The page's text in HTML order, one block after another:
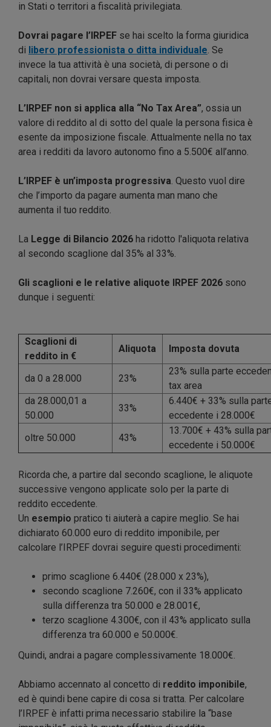
in Stati o territori a fiscalità privilegiata.
Dovrai pagare l’IRPEF se hai scelto la forma giuridica
di libero professionista o ditta individuale. Se
invece la tua attività è una società, di persone o di
capitali, non dovrai versare questa imposta.
L’IRPEF non si applica alla “No Tax Area”, ossia un
valore di reddito al di sotto del quale la persona fisica è
esente da imposizione fiscale. Attualmente nella no tax
area i redditi da lavoro autonomo fino a 5.500€ all’anno.
L’IRPEF è un’imposta progressiva. Questo vuol dire
che l’importo da pagare aumenta man mano che
aumenta il tuo reddito.
La Legge di Bilancio 2026 ha ridotto l'aliquota relativa
al secondo scaglione dal 35% al 33%.
Gli scaglioni e le relative aliquote IRPEF 2026 sono
dunque i seguenti:
Scaglioni di
reddito in €
Aliquota Imposta dovuta
da 0 a 28.000 23%
23% sulla parte
tax area
da 28.000,01 a
50.000
33%
6.440€ + 33% sulla
eccedente i 28.000€
oltre 50.000
43%
13.700€ + 43% sulla
eccedente i 50.000€
Ricorda che, a partire dal secondo scaglione, le aliquote
successive vengono applicate solo per la parte di
reddito eccedente.
Un esempio pratico ti aiuterà a capire meglio. Se hai
dichiarato 60.000 euro di reddito imponibile, per
calcolare l’IRPEF dovrai seguire questi procedimenti:
primo scaglione 6.440€ (28.000 x 23%),
secondo scaglione 7.260€, con il 33% applicato
sulla differenza tra 50.000 e 28.001€,
terzo scaglione 4.300€, con il 43% applicato sulla
differenza tra 60.000 e 50.000€.
Quindi, andrai a pagare complessivamente 18.000€.
Abbiamo accennato al concetto di reddito imponibile,
ed è quindi bene capire di cosa si tratta. Per calcolare
l’IRPEF è infatti prima necessario stabilire la “base